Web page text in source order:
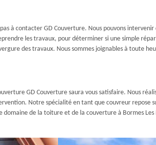
à contacter GD Couverture. Nous pouvons
les travaux, pour déterminer si une simple
des travaux. Nous sommes joignables à toute
GD Couverture saura vous satisfaire. Nous
Notre spécialité en tant que couvreur
de la toiture et de la couverture à Bormes